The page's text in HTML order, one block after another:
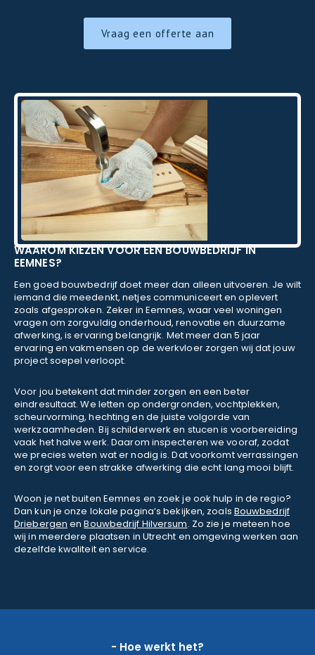
Vraag een offerte aan
WAAROM KIEZEN VOOR EEN BOUWBEDRIJF IN
EEMNES?
Een goed bouwbedrijf doet meer dan alleen uitvoeren. Je wilt
iemand die meedenkt, netjes communiceert en oplevert
zoals afgesproken. Zeker in Eemnes, waar veel woningen
vragen om zorgvuldig onderhoud, renovatie en duurzame
afwerking, is ervaring belangrijk. Met meer dan 5 jaar
ervaring en vakmensen op de werkvloer zorgen wij dat jouw
project soepel verloopt.
Voor jou betekent dat minder zorgen en een beter
eindresultaat. We letten op ondergronden, vochtplekken,
scheurvorming, hechting en de juiste volgorde van
werkzaamheden. Bij schilderwerk en stucen is voorbereiding
vaak het halve werk. Daarom inspecteren we vooraf, zodat
we precies weten wat er nodig is. Dat voorkomt verrassingen
en zorgt voor een strakke afwerking die echt lang mooi blijft.
Woon je net buiten Eemnes en zoek je ook hulp in de regio?
Dan kun je onze lokale pagina’s bekijken, zoals Bouwbedrijf
Driebergen enBouwbedrijf Hilversum. Zo zie je meteen hoe
wij in meerdere plaatsen in Utrecht en omgeving werken aan
dezelfde kwaliteit en service.
- Hoe werkt het?